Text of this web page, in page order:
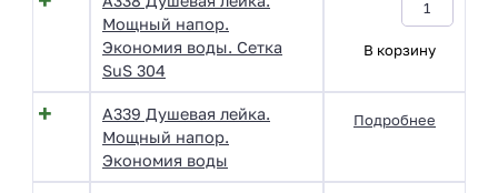
Мощный напор.
Экономия воды. Сетка
SuS 304
В корзину
A339 Душевая лейка.
Мощный напор.
Экономия воды
Подробнее